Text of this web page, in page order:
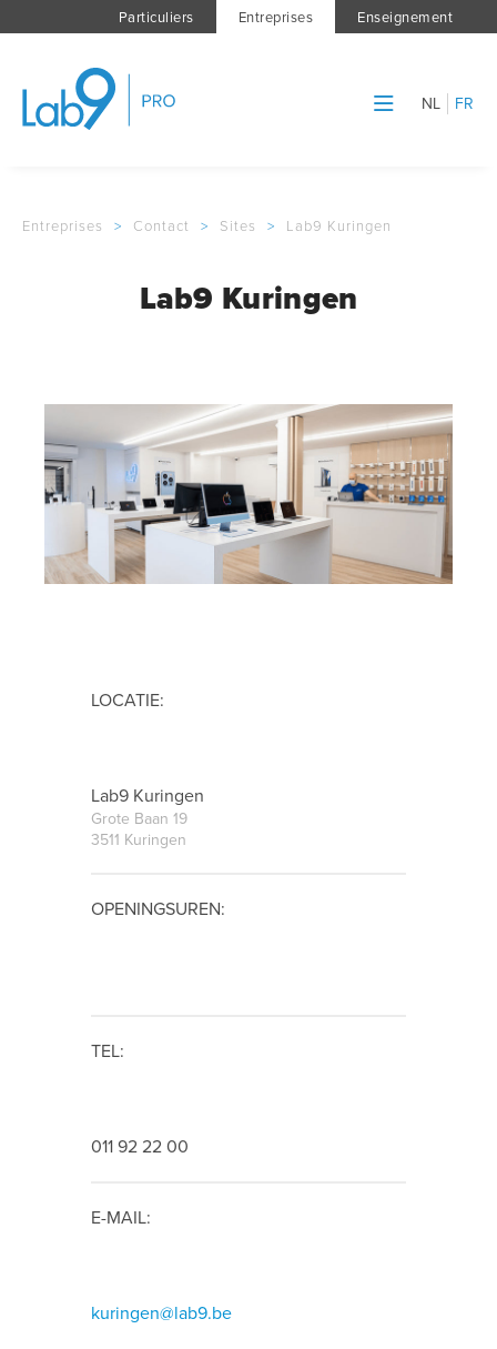
Particuliers Entreprises Enseignement
NL FR
Entreprises > Contact > Sites > Lab9 Kuringen
Lab9 Kuringen
LOCATIE:
Lab9 Kuringen
Grote Baan 19
3511 Kuringen
OPENINGSUREN:
TEL:
011 92 22 00
E-MAIL:
kuringen@lab9.be